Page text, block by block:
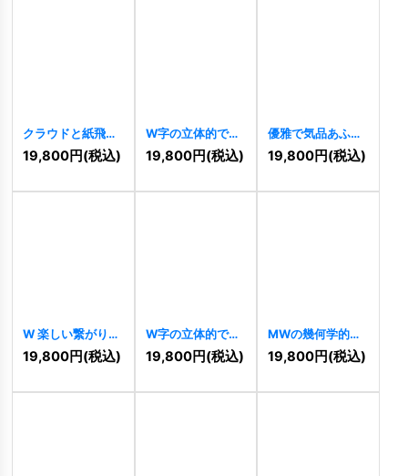
クラウドと紙飛行
機のWロゴ
11444 ]
19,800円(税込)
W字の立体的で先
進的な連結ロゴ
11330 ]
19,800円(税込)
優雅で気品あふれ
るW字のロゴ
11322 ]
19,800円(税込)
W 楽しい繋がりと
笑顔のロゴ
11259 ]
19,800円(税込)
W字の立体的で先
進的な連結ロゴ
11219
19,800円(税込)
MWの幾何学的・
先進的連結ロゴ
11182 ]
19,800円(税込)